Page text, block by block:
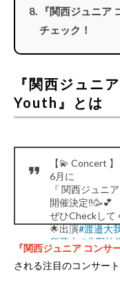
『関西ジュニア
チェック！
『関西ジュニ
Youth』とは
【💫 Concert 】
6月に
『 関西ジュニ
開催決定‼︎🥳💕
ぜひCheckして
🌟出演#渡邉大
所蒼大
#北野快
— ジュニア公式
『関西ジュニア コンサ
される注目のコンサート